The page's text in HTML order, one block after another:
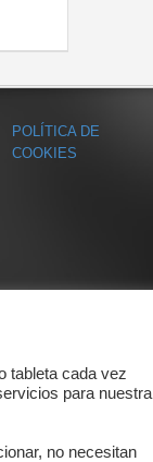
POLÍTICA DE
COOKIES
tableta cada vez
para nuestra
no necesitan